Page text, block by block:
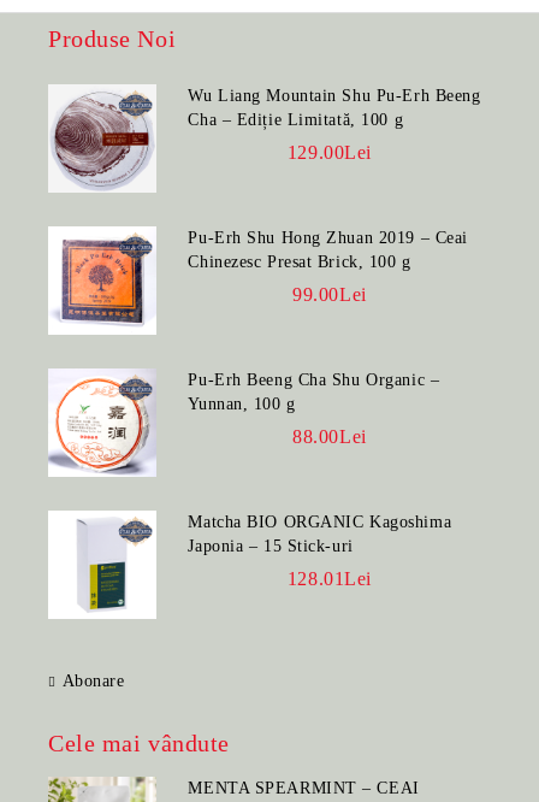
Produse Noi
Wu Liang Mountain Shu Pu-Erh Beeng
Cha – Ediție Limitată, 100 g
129.00Lei
Pu-Erh Shu Hong Zhuan 2019 – Ceai
Chinezesc Presat Brick, 100 g
99.00Lei
Pu-Erh Beeng Cha Shu Organic –
Yunnan, 100 g
88.00Lei
Matcha BIO ORGANIC Kagoshima
Japonia – 15 Stick-uri
128.01Lei
Abonare
Cele mai vândute
MENTA SPEARMINT – CEAI